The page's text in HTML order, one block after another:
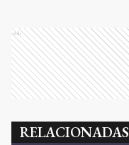
Ads
RELACIONADAS